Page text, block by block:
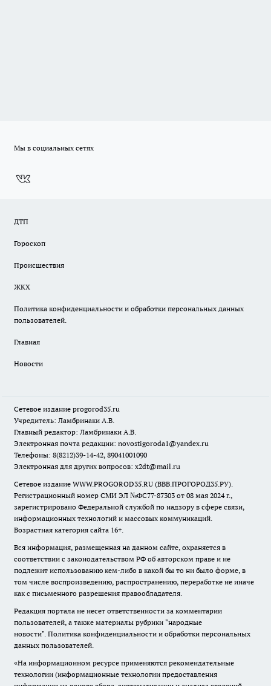
Мы в социальных сетях
ДТП
Гороскоп
Происшествия
ЖКХ
Политика конфиденциальности и обработки персональных данных
пользователей.
Главная
Новости
Сетевое издание progorod35.ru
Учредитель: Ламбринаки А.В.
Главный редактор: Ламбринаки А.В.
Электронная почта редакции: novostigoroda1@yandex.ru
Телефоны: 8(8212)39-14-42, 89041001090
Электронная для других вопросов: x2dt@mail.ru
Сетевое издание WWW.PROGOROD35.RU (ВВВ.ПРОГОРОД35.РУ).
Регистрационный номер СМИ ЭЛ №ФС77-87303 от 08 мая 2024 г.,
зарегистрировано Федеральной службой по надзору в сфере связи,
информационных технологий и массовых коммуникаций.
Возрастная категория сайта 16+.
Вся информация, размещенная на данном сайте, охраняется в
соответствии с законодательством РФ об авторском праве и не
подлежит использованию кем-либо в какой бы то ни было форме, в
том числе воспроизведению, распространению, переработке не иначе
как с письменного разрешения правообладателя.
Редакция портала не несет ответственности за комментарии
пользователей, а также материалы рубрики "народные
новости". Политика конфиденциальности и обработки персональных
данных пользователей.
«На информационном ресурсе применяются рекомендательные
технологии (информационные технологии предоставления